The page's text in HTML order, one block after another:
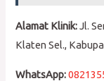
Alamat Klinik:Jl.
Klaten Sel.,
WhatsApp: